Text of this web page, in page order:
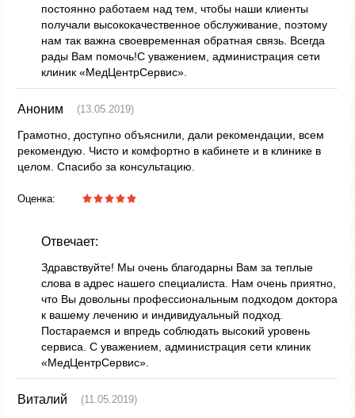
постоянно работаем над тем, чтобы наши клиенты
получали высококачественное обслуживание, поэтому
нам так важна своевременная обратная связь. Всегда
рады Вам помочь!С уважением, администрация сети
клиник «МедЦентрСервис».
Аноним (13.05.2019)
Грамотно, доступно объяснили, дали рекомендации, всем
рекомендую. Чисто и комфортно в кабинете и в клинике в
целом. Спасибо за консультацию.
Оценка:
Отвечает:
Здравствуйте! Мы очень благодарны Вам за теплые
слова в адрес нашего специалиста. Нам очень приятно,
что Вы довольны профессиональным подходом доктора
к вашему лечению и индивидуальный подход.
Постараемся и впредь соблюдать высокий уровень
сервиса. С уважением, администрация сети клиник
«МедЦентрСервис».
Виталий (11.05.2019)